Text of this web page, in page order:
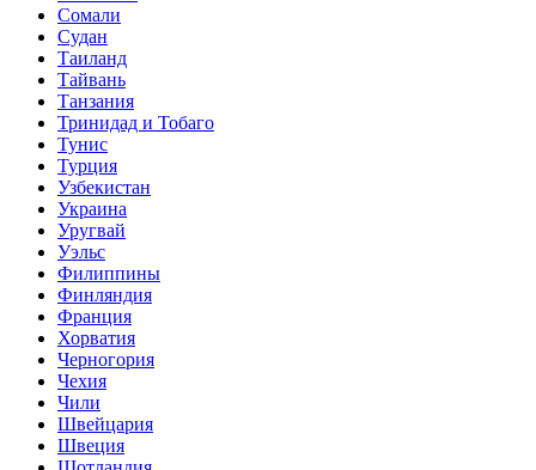
Сомали
Судан
Таиланд
Тайвань
Танзания
Тринидад и Тобаго
Тунис
Турция
Узбекистан
Украина
Уругвай
Уэльс
Филиппины
Финляндия
Франция
Хорватия
Черногория
Чехия
Чили
Швейцария
Швеция